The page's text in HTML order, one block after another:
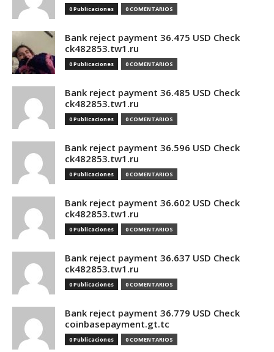
0 Publicaciones 0 COMENTARIOS
Bank reject payment 36.475 USD Check
ck482853.tw1.ru
0 Publicaciones 0 COMENTARIOS
Bank reject payment 36.485 USD Check
ck482853.tw1.ru
0 Publicaciones 0 COMENTARIOS
Bank reject payment 36.596 USD Check
ck482853.tw1.ru
0 Publicaciones 0 COMENTARIOS
Bank reject payment 36.602 USD Check
ck482853.tw1.ru
0 Publicaciones 0 COMENTARIOS
Bank reject payment 36.637 USD Check
ck482853.tw1.ru
0 Publicaciones 0 COMENTARIOS
Bank reject payment 36.779 USD Check
coinbasepayment.gt.tc
0 Publicaciones 0 COMENTARIOS